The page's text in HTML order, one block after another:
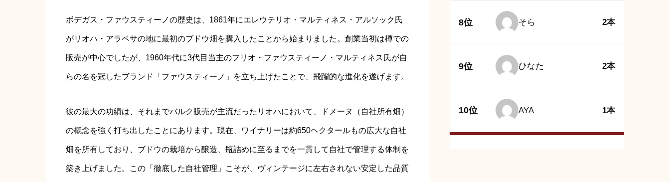
ボデガス・ファウスティーノの歴史は、1861年にエレウテリオ・マルティネス・アルソック氏
がリオハ・アラベサの地に最初のブドウ畑を購入したことから始まりました。創業当初は樽での
販売が中心でしたが、1960年代に3代目当主のフリオ・ファウスティーノ・マルティネス氏が自
らの名を冠したブランド「ファウスティーノ」を立ち上げたことで、飛躍的な進化を遂げます。
彼の最大の功績は、それまでバルク販売が主流だったリオハにおいて、ドメーヌ（自社所有畑）
の概念を強く打ち出したことにあります。現在、ワイナリーは約650ヘクタールもの広大な自社
畑を所有しており、ブドウの栽培から醸造、瓶詰めに至るまでを一貫して自社で管理する体制を
築き上げました。この「徹底した自社管理」こそが、ヴィンテージに左右されない安定した品質
8位 そら 2本
9位 ひなた 2本
10位 AYA 1本